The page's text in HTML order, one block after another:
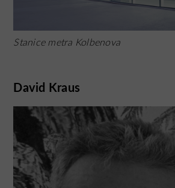
Stanice metra Kolbenova
David Kraus